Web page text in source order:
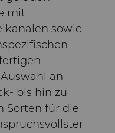
mit
sowie
an
bis hin zu
Sorten für die